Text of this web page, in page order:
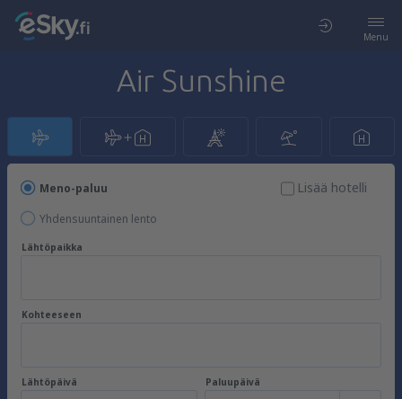
Menu
Air Sunshine
Meno-paluu
Yhdensuuntainen lento
Lisää hotelli
Lähtöpaikka
Kohteeseen
Lähtöpäivä Paluupäivä